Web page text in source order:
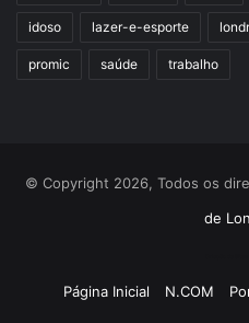
idoso lazer-e-esporte
promic saúde trabalho
© Copyright 2026, Todos os
de
Página Inicial N.COM